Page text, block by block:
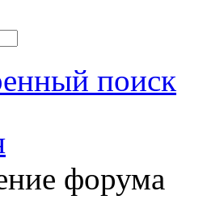
поиск
форума